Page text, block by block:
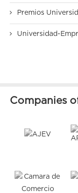
Premios
Universidad-
Companies